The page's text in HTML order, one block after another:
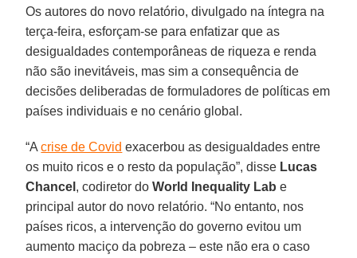
Os autores do novo relatório, divulgado na íntegra na
terça-feira, esforçam-se para enfatizar que as
desigualdades contemporâneas de riqueza e renda
não são inevitáveis, mas sim a consequência de
decisões deliberadas de formuladores de políticas em
países individuais e no cenário global.
“Acrise de Covid exacerbou as desigualdades entre
os muito ricos e o resto da população”, disse Lucas
Chancel , codiretor doWorld Inequality Lab e
principal autor do novo relatório. “No entanto, nos
países ricos, a intervenção do governo evitou um
aumento maciço da pobreza – este não era o caso